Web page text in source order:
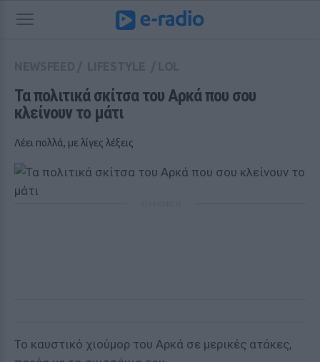
Τα πολιτικά σκίτσα του Αρκά που σου
κλείνουν το μάτι
Λέει πολλά, με λίγες λέξεις
To καυστικό χιούμορ του Αρκά σε μερικές ατάκες,